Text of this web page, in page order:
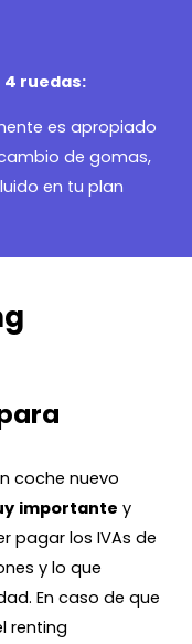
ruedas:
es apropiado
de gomas,
en tu plan
coche nuevo
importante y
pagar los IVAs de
y lo que
En caso de que
renting